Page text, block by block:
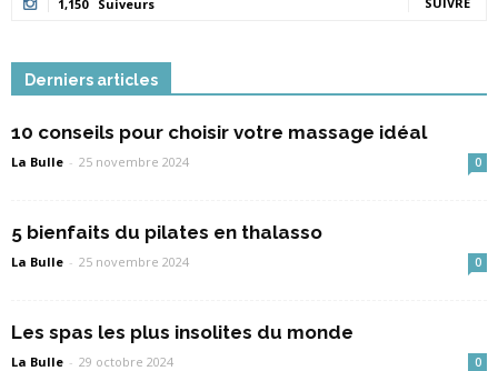
1,150 Suiveurs
Derniers articles
10 conseils pour choisir votre massage idéal
La Bulle - 25 novembre 2024 0
5 bienfaits du pilates en thalasso
La Bulle - 25 novembre 2024 0
Les spas les plus insolites du monde
La Bulle - 29 octobre 2024 0